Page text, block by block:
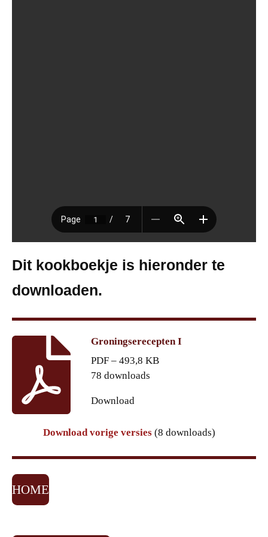
Dit kookboekje is hieronder te
downloaden.
Groningserecepten I
PDF – 493,8 KB
78 downloads
Download
Download vorige versies (8 downloads)
HOME